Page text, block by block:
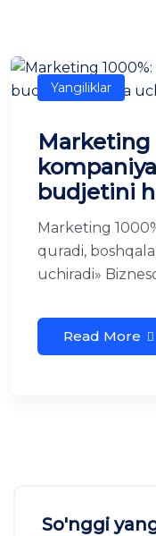
Yangiliklar
Marketing
budjetini
Marketing
quradi,
uchiradi»
Read More
So'nggi